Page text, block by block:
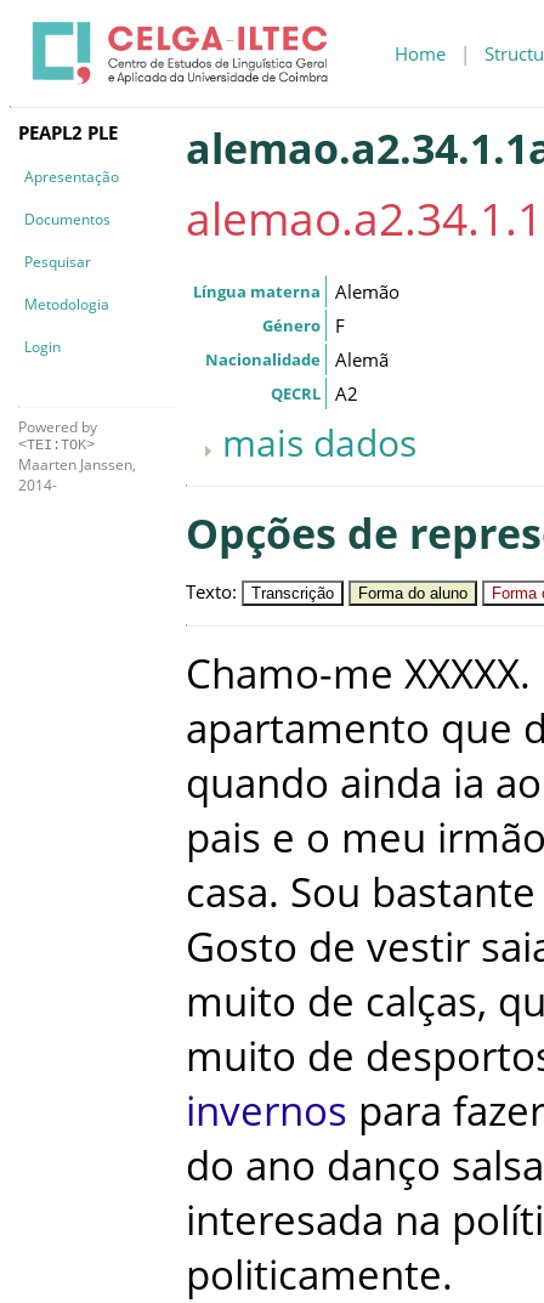
Home |
PEAPL2 PLE
Apresentação
Documentos
Pesquisar
Metodologia
Login
Powered by
<TEI:TOK>
Maarten Janssen,
2014-
Língua materna Alemão
Género F
Nacionalidade Alemã
QECRL A2
mais dados
Opções de
Texto: Transcrição Forma do aluno Forma
Chamo-me XXXXX.
apartamento que
quando ainda ia ao
pais e o meu
casa. Sou bastante
Gosto de vestir
muito de calças,
muito de
invernos para fazer
do ano danço salsa
interesada na
politicamente.